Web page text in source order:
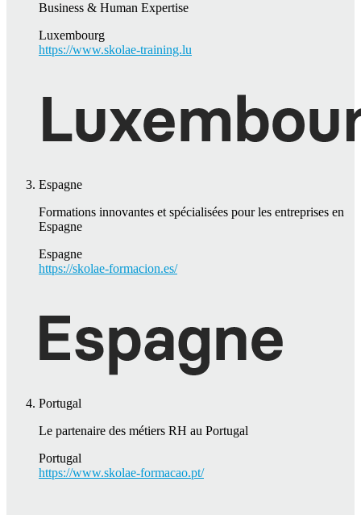
Business & Human Expertise
Luxembourg
https://www.skolae-training.lu
Espagne
Formations innovantes et spécialisées pour les entreprises en
Espagne
Espagne
https://skolae-formacion.es/
Portugal
Le partenaire des métiers RH au Portugal
Portugal
https://www.skolae-formacao.pt/